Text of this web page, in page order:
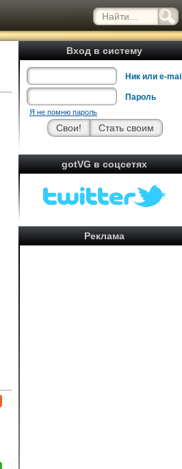
Вход в систему
Ник или e-mail
Пароль
Я не помню пароль
gotVG в соцсетях
Реклама